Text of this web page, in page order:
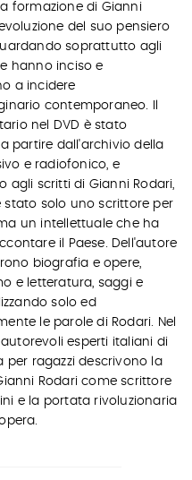
formazione di Gianni
del suo pensiero
soprattutto agli
hanno inciso e
a incidere
contemporaneo. Il
nel DVD è stato
partire dall'archivio della
e radiofonico, e
agli scritti di Gianni Rodari,
stato solo uno scrittore per
un intellettuale che ha
il Paese. Dell'autore
biografia e opere,
e letteratura, saggi e
solo ed
le parole di Rodari. Nel
autorevoli esperti italiani di
per ragazzi descrivono la
Rodari come scrittore
e la portata rivoluzionaria